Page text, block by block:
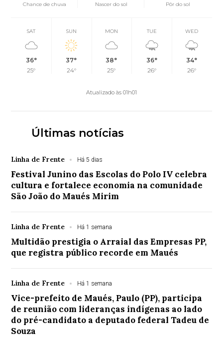
Chance de chuva
Nascer do sol Pôr do sol
SAT
36°
25°
SUN
37°
24°
MON
38°
25°
TUE
36°
26°
WED
34°
26°
Atualizado às 01h01
Últimas notícias
Linha de Frente Há 5 dias
Festival Junino das Escolas do Polo IV celebra
cultura e fortalece economia na comunidade
São João do Maués Mirim
Linha de Frente Há 1 semana
Multidão prestigia o Arraial das Empresas PP,
que registra público recorde em Maués
Linha de Frente Há 1 semana
Vice-prefeito de Maués, Paulo (PP), participa
de reunião com lideranças indígenas ao lado
do pré-candidato a deputado federal Tadeu de
Souza